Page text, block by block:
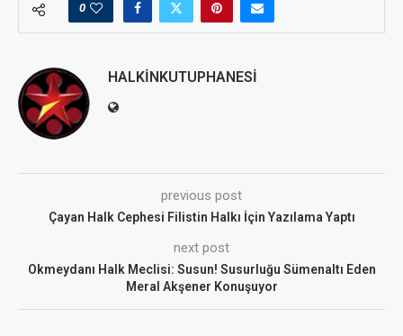
0
HALKINKUTUPHANESI
previous post
Çayan Halk Cephesi Filistin Halkı İçin Yazılama Yaptı
next post
Okmeydanı Halk Meclisi: Susun! Susurluğu Sümenaltı Eden
Meral Akşener Konuşuyor